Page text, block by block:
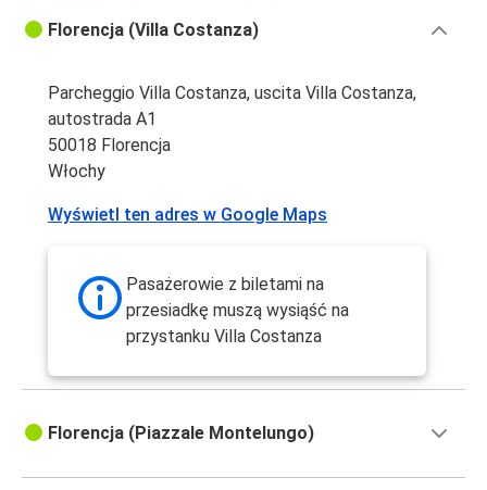
Florencja (Villa Costanza)
Parcheggio Villa Costanza, uscita Villa Costanza,
autostrada A1
50018 Florencja
Włochy
Wyświetl ten adres w Google Maps
Pasażerowie z biletami na
przesiadkę muszą wysiąść na
przystanku Villa Costanza
Florencja (Piazzale Montelungo)